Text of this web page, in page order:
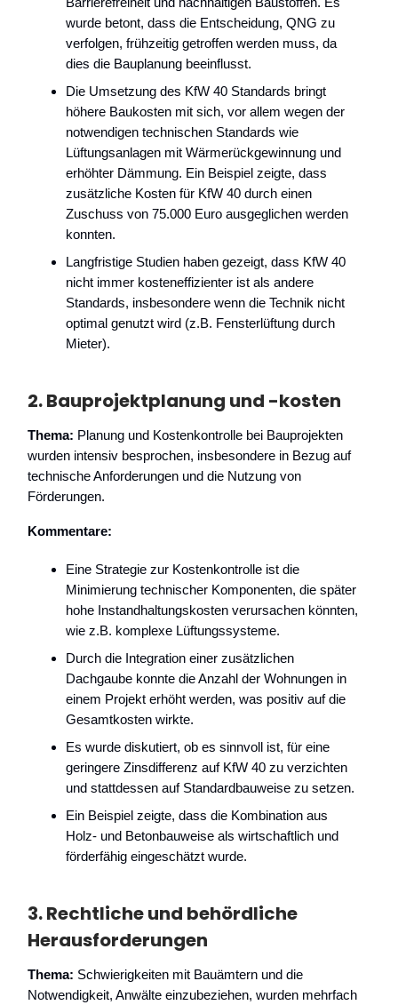
wurde betont, dass die Entscheidung, QNG zu
verfolgen, frühzeitig getroffen werden muss, da
dies die Bauplanung beeinflusst.
Die Umsetzung des KfW 40 Standards bringt
höhere Baukosten mit sich, vor allem wegen der
notwendigen technischen Standards wie
Lüftungsanlagen mit Wärmerückgewinnung und
erhöhter Dämmung. Ein Beispiel zeigte, dass
zusätzliche Kosten für KfW 40 durch einen
Zuschuss von 75.000 Euro ausgeglichen werden
konnten.
Langfristige Studien haben gezeigt, dass KfW 40
nicht immer kosteneffizienter ist als andere
Standards, insbesondere wenn die Technik nicht
optimal genutzt wird (z.B. Fensterlüftung durch
Mieter).
2.Bauprojektplanung und -kosten
Thema: Planung und Kostenkontrolle bei Bauprojekten
wurden intensiv besprochen, insbesondere in Bezug auf
technische Anforderungen und die Nutzung von
Förderungen.
Kommentare:
Eine Strategie zur Kostenkontrolle ist die
Minimierung technischer Komponenten, die später
hohe Instandhaltungskosten verursachen könnten,
wie z.B. komplexe Lüftungssysteme.
Durch die Integration einer zusätzlichen
Dachgaube konnte die Anzahl der Wohnungen in
einem Projekt erhöht werden, was positiv auf die
Gesamtkosten wirkte.
Es wurde diskutiert, ob es sinnvoll ist, für eine
geringere Zinsdifferenz auf KfW 40 zu verzichten
und stattdessen auf Standardbauweise zu setzen.
Ein Beispiel zeigte, dass die Kombination aus
Holz- und Betonbauweise als wirtschaftlich und
förderfähig eingeschätzt wurde.
3.Rechtliche und behördliche
Herausforderungen
Thema: Schwierigkeiten mit Bauämtern und die
Notwendigkeit, Anwälte einzubeziehen, wurden mehrfach